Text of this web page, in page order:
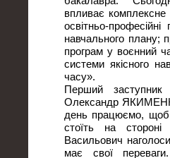
впливає комплексне
освітньо-
навчального плану;
програм у воєнний
системи якісного
часу».
Перший заступник
Олександр ЯКИМЕНКО
день працюємо, щоб
стоїть на стороні
Васильович
має свої